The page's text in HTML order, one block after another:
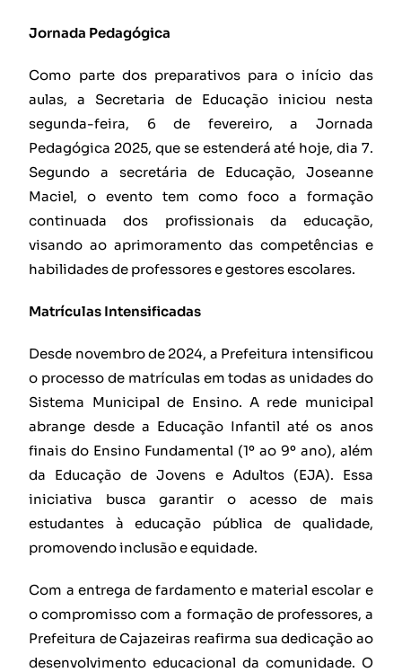
Jornada Pedagógica
Como parte dos preparativos para o início das
aulas, a Secretaria de Educação iniciou nesta
segunda-feira, 6 de fevereiro, a Jornada
Pedagógica 2025, que se estenderá até hoje, dia 7.
Segundo a secretária de Educação, Joseanne
Maciel, o evento tem como foco a formação
continuada dos profissionais da educação,
visando ao aprimoramento das competências e
habilidades de professores e gestores escolares.
Matrículas Intensificadas
Desde novembro de 2024, a Prefeitura intensificou
o processo de matrículas em todas as unidades do
Sistema Municipal de Ensino. A rede municipal
abrange desde a Educação Infantil até os anos
finais do Ensino Fundamental (1º ao 9º ano), além
da Educação de Jovens e Adultos (EJA). Essa
iniciativa busca garantir o acesso de mais
estudantes à educação pública de qualidade,
promovendo inclusão e equidade.
Com a entrega de fardamento e material escolar e
o compromisso com a formação de professores, a
Prefeitura de Cajazeiras reafirma sua dedicação ao
desenvolvimento educacional da comunidade. O